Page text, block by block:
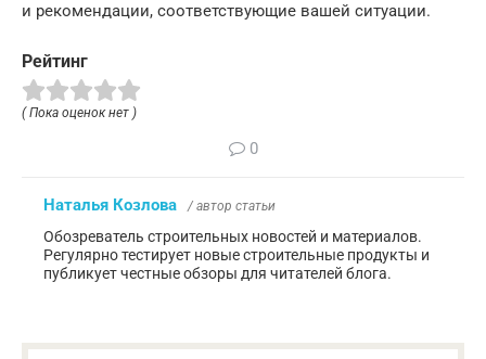
и рекомендации, соответствующие вашей ситуации.
Рейтинг
( Пока оценок нет )
0
Наталья Козлова / автор статьи
Обозреватель строительных новостей и материалов.
Регулярно тестирует новые строительные продукты и
публикует честные обзоры для читателей блога.